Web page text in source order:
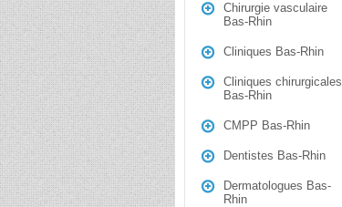
Chirurgie vasculaire
Bas-Rhin
Cliniques Bas-Rhin
Cliniques chirurgicales
Bas-Rhin
CMPP Bas-Rhin
Dentistes Bas-Rhin
Dermatologues Bas-
Rhin